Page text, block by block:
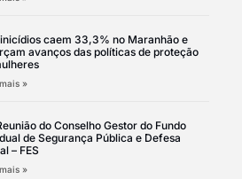
caem 33,3% no Maranhão e
avanços das políticas de proteção
»
do Conselho Gestor do Fundo
de Segurança Pública e Defesa
– FES
»